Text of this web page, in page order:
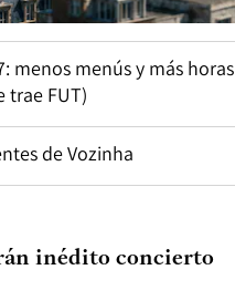
menos menús y más horas
trae FUT)
de Vozinha
inédito concierto